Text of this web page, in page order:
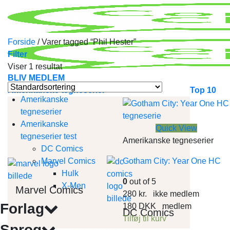
BLIV MEDLEM
Amerikanske tegneserier
Marvel Comics
DC Comics
Top 10
Forside /Varer tagged “Phil Hester”
Filter
Viser 1 resultat
Amerikanske
tegneserier
Amerikanske
tegneserier test
DC Comics
Marvel Comics
Hulk
X-Men
Forlag
Quick View
Amerikanske tegneserier
Gotham City: Year One HC
0 out of 5
280 kr. ikke medlem
180 DKK medlem
Tilføj til kurv